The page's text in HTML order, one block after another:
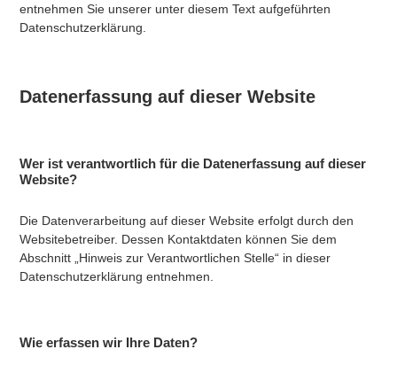
entnehmen Sie unserer unter diesem Text aufgeführten
Datenschutzerklärung.
Datenerfassung auf dieser Website
Wer ist verantwortlich für die Datenerfassung auf dieser
Website?
Die Datenverarbeitung auf dieser Website erfolgt durch den
Websitebetreiber. Dessen Kontaktdaten können Sie dem
Abschnitt „Hinweis zur Verantwortlichen Stelle“ in dieser
Datenschutzerklärung entnehmen.
Wie erfassen wir Ihre Daten?